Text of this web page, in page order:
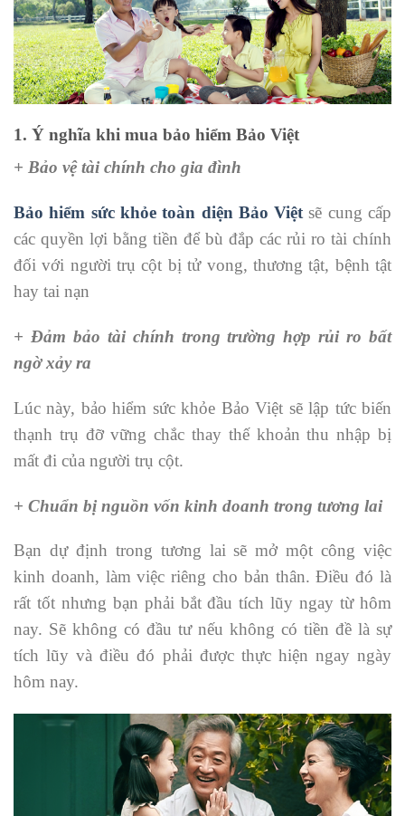
1. Ý nghĩa khi mua bảo hiểm Bảo Việt
+ Bảo vệ tài chính cho gia đình
Bảo hiểm sức khỏe toàn diện Bảo Việt sẽ cung cấp
các quyền lợi bằng tiền để bù đắp các rủi ro tài chính
đối với người trụ cột bị tử vong, thương tật, bệnh tật
hay tai nạn
+ Đảm bảo tài chính trong trường hợp rủi ro bất
ngờ xảy ra
Lúc này, bảo hiểm sức khỏe Bảo Việt sẽ lập tức biến
thạnh trụ đỡ vững chắc thay thế khoản thu nhập bị
mất đi của người trụ cột.
+ Chuẩn bị nguồn vốn kinh doanh trong tương lai
Bạn dự định trong tương lai sẽ mở một công việc
kinh doanh, làm việc riêng cho bản thân. Điều đó là
rất tốt nhưng bạn phải bắt đầu tích lũy ngay từ hôm
nay. Sẽ không có đầu tư nếu không có tiền đề là sự
tích lũy và điều đó phải được thực hiện ngay ngày
hôm nay.